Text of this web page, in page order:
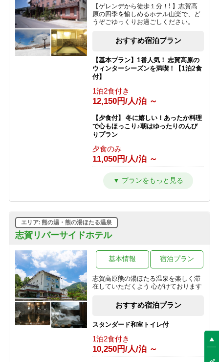
《熊の湯信州茸づくしプラン》
1泊2食付き
16,000円/人/泊 ～
アメニティが付かないけどお得に泊ま
1泊2食付き
16,200円/人/泊 ～
1日1組限定＼ロイヤルルーム／４つの
特典付き特別室プラン
1泊2食付き
30,200円/人/泊 ～
より1,000円OFF♪＜お日にち限定＞
1泊2食付き
1泊2食付き
16,700円/人/泊 ～
＼＼一人旅に★／／贅沢♪10畳和室を
ひとり占め！おひとり様でゆったりプ
20,900円/人/泊 ～
moegi～より1000円OFF！
1泊2食付き
14,000円/人/泊 ～
選べる！地酒三種飲みくらべ【利き酒
セット付き】1泊2食プラン
【ゲレンデから徒歩１分！! 】志賀高
原の四季を愉しめるホテル山楽で、ど
うぞごゆっくりお過ごしください。
おすすめ宿泊プラン
【基本プラン】1番人気！ 志賀高原の
ウィンターシーズンを満喫！【1泊2食
付】
1泊2食付き
12,150円/人/泊 ～
【夕食付】 冬に嬉しい！あったか料理
で心もほっこり♪朝はゆったりのんび
りプラン
夕食のみ
11,050円/人/泊 ～
【朝食付】 冬を満喫！のんびり到着24
時までOK・和朝食で元気に出発！
【素泊】深夜到着OK！寒い冬は志賀
高原唯一の人工温泉で温まる・リーズ
素泊まり
8,850円/人/泊 ～
【基本プラン】 志賀高原のグリーンシ
ーズンを満喫♪1番人気！旬を味わうプ
11,000円/人/泊 ～
【夕食付】 朝寝坊OK♪おいしい夕食
付・夏の志賀高原で朝はゆったりのん
びりプラン
志賀リバーサイドホテル
エリア: 熊の湯・熊の湯ほたる温泉
志賀高原熊の湯ほたる温泉を楽しく滞
在していただくよう 心がけております
基本情報 宿泊プラン
おすすめ宿泊プラン
スタンダード和室トイレ付
1泊2食付き
10,250円/人/泊 ～